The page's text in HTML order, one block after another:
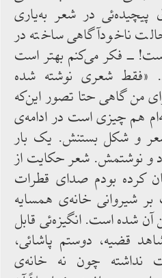
در شعر به‌‌یاری
ناخودآگاهی ساخته در
ــ فکر می‌کنم بهتر است
«فقط شعری نوشته شده
من گاهی حتا تصور این‌که
هم ‌چیزی است در ادامه‌ی
و شکل‌ بستنش. یک بار
و نوشتمش. شعر حکایت از
‌کرده ‌بودم صدای قطرات
بر شیروانی خانه‌ی همسایه
‌آن شده ‌است. انگیزه‌ئی قابل
قضیه، دوستم پاشائی،
نداشته چون نه خانه‌ی